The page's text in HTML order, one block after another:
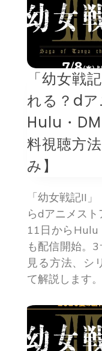
「幼女戦
れる？dア
Hulu・
料視聴方
み】
「幼女戦記II
らdアニメス
11日から
も配信開始。
見る方法、シ
て解説します。